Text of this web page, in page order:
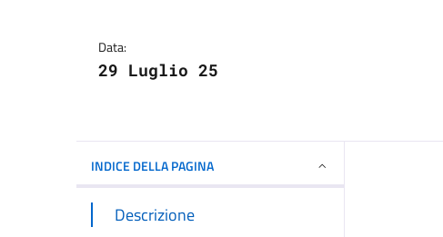
Data:
29 Luglio 25
INDICE DELLA PAGINA
Descrizione